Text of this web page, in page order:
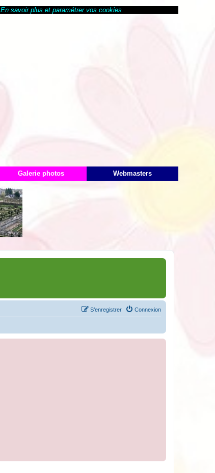
En savoir plus et paramétrer vos cookies
Galerie photos Webmasters
Connexion
S’enregistrer